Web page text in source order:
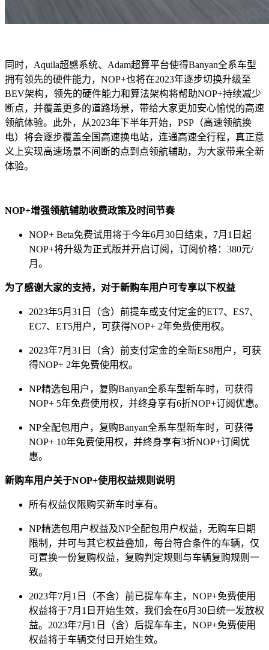
同时，Aquila超感系统、Adam超算平台使得Banyan全系车型
拥有领先的硬件能力，NOP+也将在2023年逐步切换升级至
BEV架构，领先的硬件能力和算法架构将帮助NOP+持续减少
断点，并覆盖更多的道路场景，带给大家更加安心愉悦的高速
领航体验。此外，从2023年下半年开始，PSP（高速领航换
电）将会逐步覆盖全国高速换电站，连通高速全行程，真正意
义上实现高速场景不间断的点到点领航辅助，为大家带来全新
体验。
NOP+增强领航辅助收费政策及时间节奏
NOP+ Beta免费试用将于今年6月30日结束，7月1日起
NOP+将升级为正式版并开启订阅，订阅价格：380元/
月。
为了感谢大家的支持，对于新购车用户可专享以下权益
2023年5月31日（含）前提车或支付定金的ET7、ES7、
EC7、ET5用户，可获得NOP+ 2年免费使用权。
2023年7月31日（含）前支付定金的全新ES8用户，可获
得NOP+ 2年免费使用权。
NP精选包用户，复购Banyan全系车型新车时，可获得
NOP+ 5年免费使用权，并终身享有6折NOP+订阅优惠。
NP全配包用户，复购Banyan全系车型新车时，可获得
NOP+ 10年免费使用权，并终身享有3折NOP+订阅优
惠。
新购车用户关于NOP+使用权益规则说明
所有权益仅限购买新车时享有。
NP精选包用户权益及NP全配包用户权益，无购车日期
限制，并可与其它权益叠加，每台符合条件的车辆，仅
可置换一份复购权益，复购判定规则与车辆复购规则一
致。
2023年7月1日（不含）前已提车车主，NOP+免费使用
权益将于7月1日开始生效，我们会在6月30日统一发放权
益。2023年7月1日（含）后提车车主，NOP+免费使用
权益将于车辆交付日开始生效。